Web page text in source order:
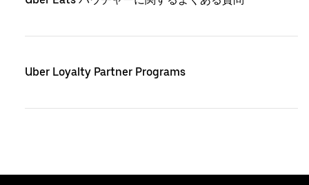
Uber Loyalty Partner Programs